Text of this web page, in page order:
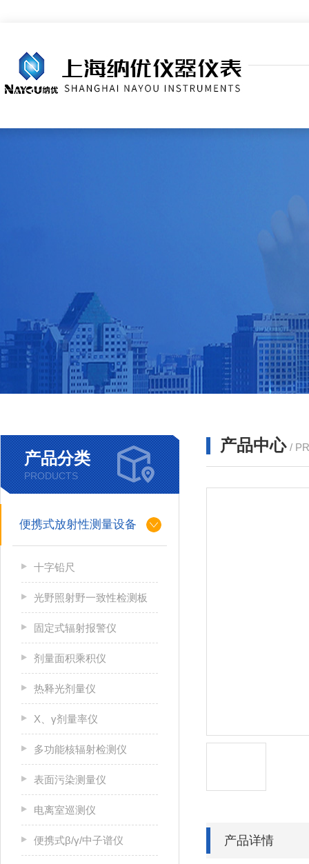
产品分类
PRODUCTS
便携式放射性测量设备
十字铅尺
光野照射野一致性检测板
固定式辐射报警仪
剂量面积乘积仪
热释光剂量仪
X、γ剂量率仪
多功能核辐射检测仪
表面污染测量仪
电离室巡测仪
便携式β/γ/中子谱仪
产品中心 /
产品详情